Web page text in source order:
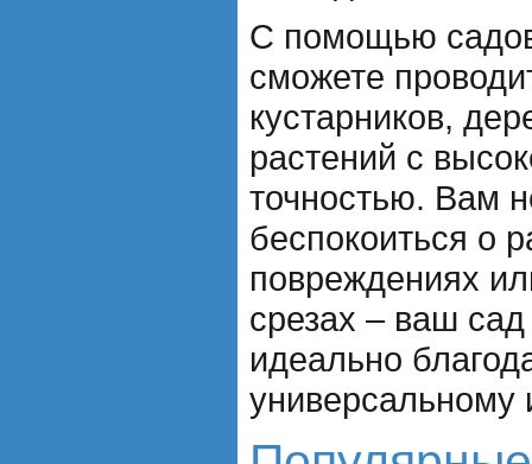
С помощью
сможете
кустарников,
растений с
точностью. Вам
беспокоиться о
повреждениях
срезах – ваш
идеально
универсальному